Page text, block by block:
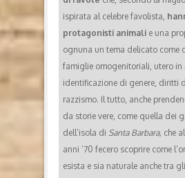
ispirata al celebre favolista,
protagonisti animali e una
ognuna un tema delicato come
famiglie omogenitoriali, utero in
identificazione di genere, diritti
razzismo. Il tutto, anche
da storie vere, come quella dei
dell’isola di Santa Barbara, che
anni ’70 fecero scoprire come
esista e sia naturale anche tra